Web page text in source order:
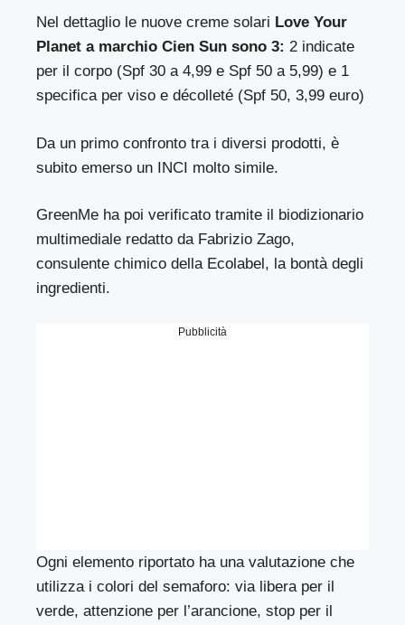
Nel dettaglio le nuove creme solari Love Your
Planet a marchio Cien Sun sono 3: 2 indicate
per il corpo (Spf 30 a 4,99 e Spf 50 a 5,99) e 1
specifica per viso e décolleté (Spf 50, 3,99 euro)
Da un primo confronto tra i diversi prodotti, è
subito emerso un INCI molto simile.
GreenMe ha poi verificato tramite il biodizionario
multimediale redatto da Fabrizio Zago,
consulente chimico della Ecolabel, la bontà degli
ingredienti.
Pubblicità
Ogni elemento riportato ha una valutazione che
utilizza i colori del semaforo: via libera per il
verde, attenzione per l’arancione, stop per il